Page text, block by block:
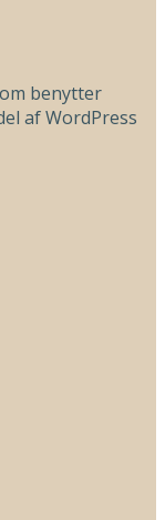
benytter
af WordPress